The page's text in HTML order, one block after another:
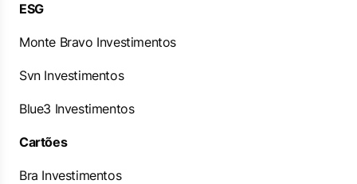
ESG
Monte Bravo Investimentos
Svn Investimentos
Blue3 Investimentos
Cartões
Bra Investimentos